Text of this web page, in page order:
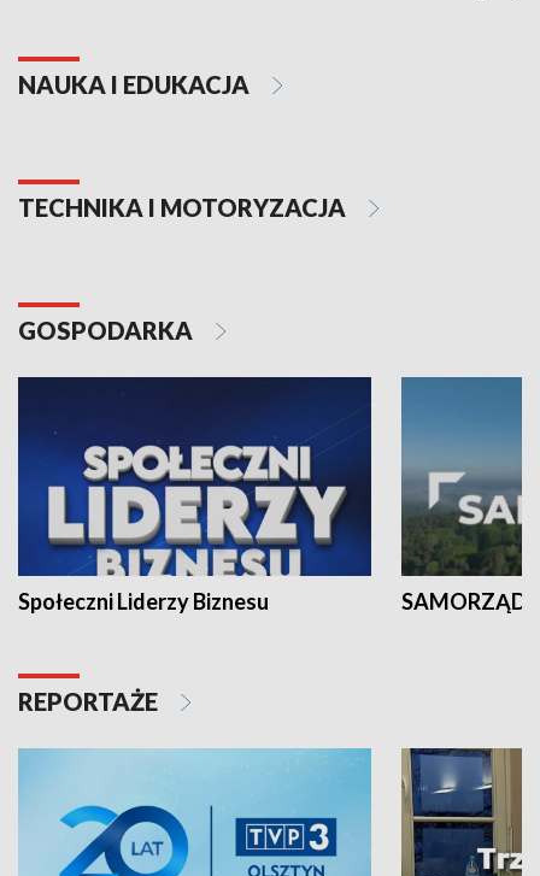
NAUKA I EDUKACJA
TECHNIKA I MOTORYZACJA
GOSPODARKA
Społeczni Liderzy Biznesu SAMORZĄD
REPORTAŻE